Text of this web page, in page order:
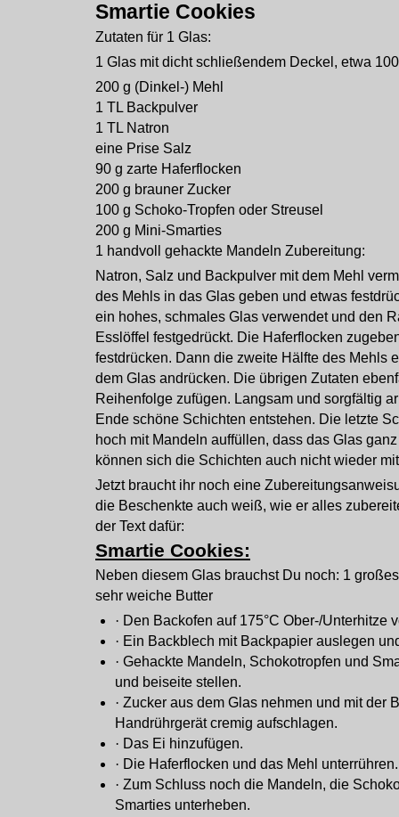
Smartie Cookies
Zutaten für 1 Glas:
1 Glas mit dicht schließendem Deckel, etwa
200 g (Dinkel-) Mehl
1 TL Backpulver
1 TL Natron
eine Prise Salz
90 g zarte Haferflocken
200 g brauner Zucker
100 g Schoko-Tropfen oder Streusel
200 g Mini-Smarties
1 handvoll gehackte Mandeln Zubereitung:
Natron, Salz und Backpulver mit dem Mehl
des Mehls in das Glas geben und etwas
ein hohes, schmales Glas verwendet und den
Esslöffel festgedrückt. Die Haferflocken
festdrücken. Dann die zweite Hälfte des Mehls
dem Glas andrücken. Die übrigen Zutaten
Reihenfolge zufügen. Langsam und sorgfältig
Ende schöne Schichten entstehen. Die letzte
hoch mit Mandeln auffüllen, dass das Glas
können sich die Schichten auch nicht wieder
Jetzt braucht ihr noch eine
die Beschenkte auch weiß, wie er alles
der Text dafür:
Smartie Cookies:
Neben diesem Glas brauchst Du noch: 1 großes
sehr weiche Butter
· Den Backofen auf 175°C Ober-/Unterhitze
· Ein Backblech mit Backpapier auslegen
· Gehackte Mandeln, Schokotropfen und
und beiseite stellen.
· Zucker aus dem Glas nehmen und mit der
Handrührgerät cremig aufschlagen.
· Das Ei hinzufügen.
· Die Haferflocken und das Mehl unterrühren.
· Zum Schluss noch die Mandeln, die
Smarties unterheben.